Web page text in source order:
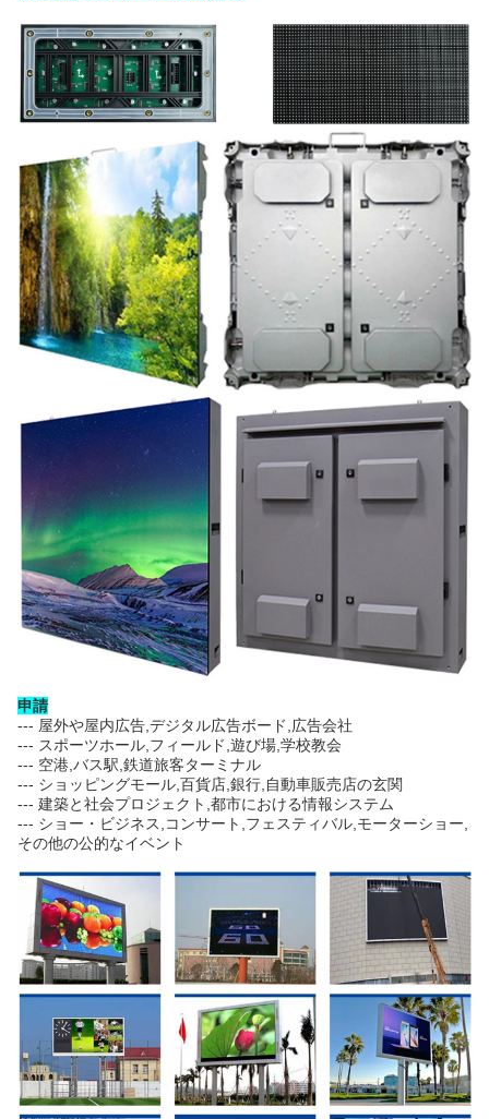
申請
--- 屋外や屋内広告,デジタル広告ボード,広告会社
--- スポーツホール,フィールド,遊び場,学校教会
--- 空港,バス駅,鉄道旅客ターミナル
--- ショッピングモール,百貨店,銀行,自動車販売店の玄関
--- 建築と社会プロジェクト,都市における情報システム
--- ショー・ビジネス,コンサート,フェスティバル,モーターショー,
その他の公的なイベント